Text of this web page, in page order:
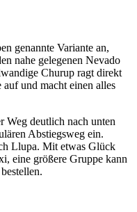
genannte Variante an,
nahe gelegenen Nevado
Churup ragt direkt
auf und macht einen alles
Weg deutlich nach unten
Abstiegsweg ein.
Llupa. Mit etwas Glück
eine größere Gruppe kann